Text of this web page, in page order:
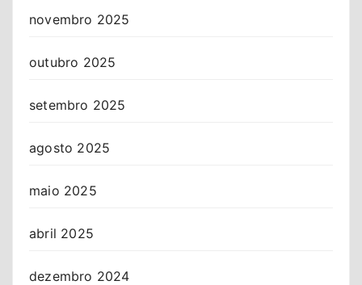
novembro 2025
outubro 2025
setembro 2025
agosto 2025
maio 2025
abril 2025
dezembro 2024